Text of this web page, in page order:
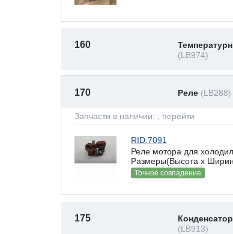
160
(LB974)
170 Реле (LB288)
Запчасти в наличии: , перейти
RID:7091
Реле мотора для
Размеры(Высота х
Точное совпадение
175
Конденсатор
(LB913)